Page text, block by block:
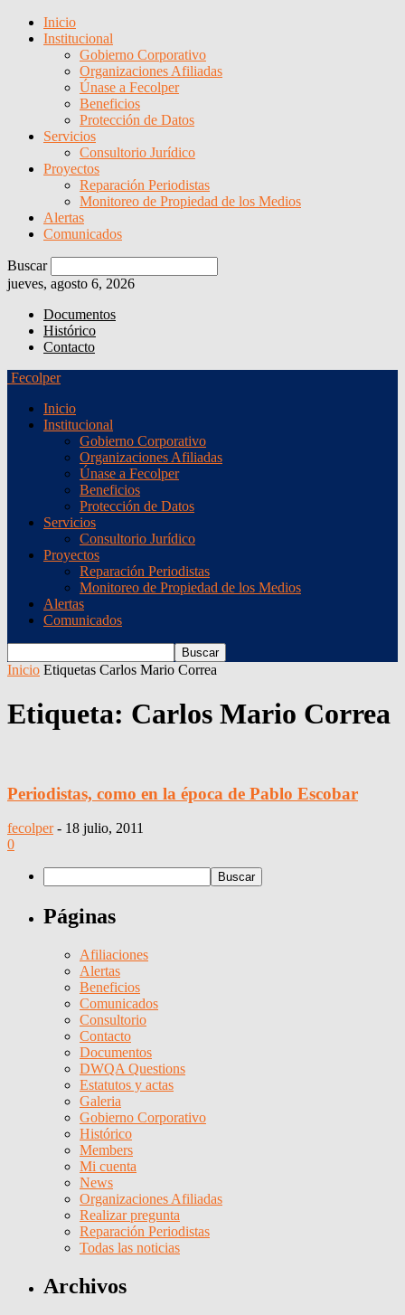
Inicio
Institucional
Gobierno Corporativo
Organizaciones Afiliadas
Únase a Fecolper
Beneficios
Protección de Datos
Servicios
Consultorio Jurídico
Proyectos
Reparación Periodistas
Monitoreo de Propiedad de los Medios
Alertas
Comunicados
Buscar
jueves, agosto 6, 2026
Documentos
Histórico
Contacto
Fecolper
Inicio
Institucional
Gobierno Corporativo
Organizaciones Afiliadas
Únase a Fecolper
Beneficios
Protección de Datos
Servicios
Consultorio Jurídico
Proyectos
Reparación Periodistas
Monitoreo de Propiedad de los Medios
Alertas
Comunicados
Inicio Etiquetas Carlos Mario Correa
Etiqueta: Carlos Mario Correa
Periodistas, como en la época de Pablo Escobar
fecolper - 18 julio, 2011
0
Páginas
Afiliaciones
Alertas
Beneficios
Comunicados
Consultorio
Contacto
Documentos
DWQA Questions
Estatutos y actas
Galeria
Gobierno Corporativo
Histórico
Members
Mi cuenta
News
Organizaciones Afiliadas
Realizar pregunta
Reparación Periodistas
Todas las noticias
Archivos